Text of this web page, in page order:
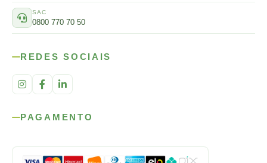
SAC
0800 770 70 50
REDES SOCIAIS
PAGAMENTO